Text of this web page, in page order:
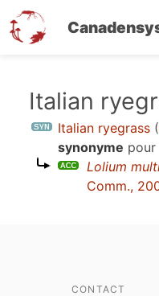
contenu
Italian
Italian ryegrass (
synonyme pour
Lolium
Comm.,
CONTACT